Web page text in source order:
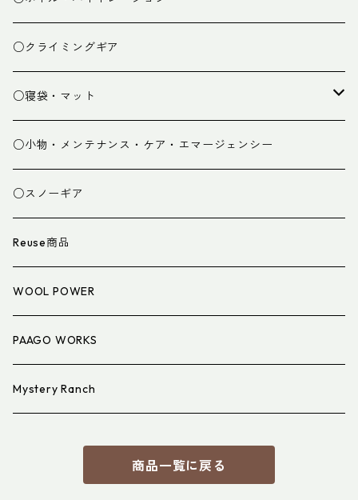
ベースレイヤー
パンツ
グローブ
スパッツ・ゲイター
衣類小物
アイウェア
○クライミングギア
○寝袋・マット
寝袋
マット
寝具小物
○小物・メンテナンス・ケア・エマージェンシー
○スノーギア
Reuse商品
WOOL POWER
PAAGO WORKS
Mystery Ranch
商品一覧に戻る